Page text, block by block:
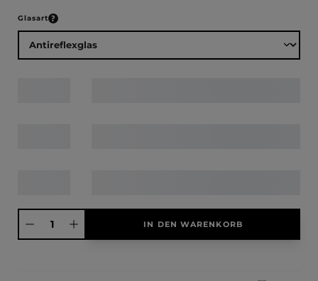
Glasartauswählen
Produkt Anzahl: Gib den gewünschten Wert ein oder benutze die
IN DEN WARENKORB